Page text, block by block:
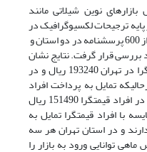
نوین شیلاتی مانند
ترجیحات لکسیوگرافیک در
استان­های مازندران و تهران، با استفاده از 600 پرسشنامه در دو استان و
لوجیت در سال 94 مورد بررسی قرار گرفت. نتایج نشان
داد که تمایل به پرداخت افراد کیفیت­گرا در تهران 193240 ریال و در
ریال است. درحالی­که تمایل به پرداخت افراد
کیفیت­گرا در مازندران 186350 ریال و در افراد قیمت­گرا 151490 ریال
با افراد قیمت­گرا تمایل به
و در استان تهران هر سه
توانایی ورود به بازار را